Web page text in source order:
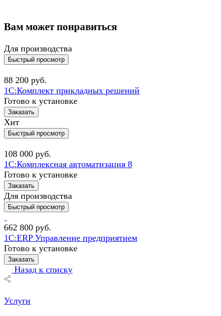
Вам может понравиться
Для производства
Быстрый просмотр
88 200 руб.
1С:Комплект прикладных решений
Готово к установке
Заказать
Хит
Быстрый просмотр
108 000 руб.
1С:Комплексная автоматизация 8
Готово к установке
Заказать
Для производства
Быстрый просмотр
662 800 руб.
1С:ERP Управление предприятием
Готово к установке
Заказать
Назад к списку
Услуги